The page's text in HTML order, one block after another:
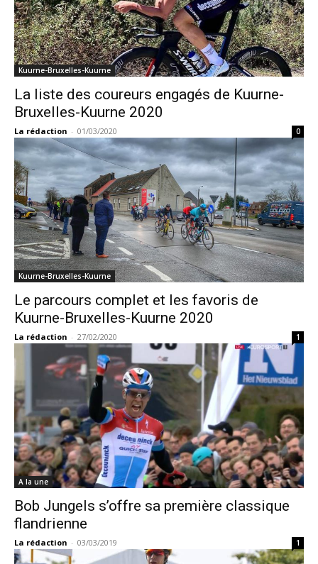
Kuurne-Bruxelles-Kuurne
La liste des coureurs engagés de Kuurne-
Bruxelles-Kuurne 2020
La rédaction - 01/03/2020 0
Kuurne-Bruxelles-Kuurne
Le parcours complet et les favoris de
Kuurne-Bruxelles-Kuurne 2020
La rédaction - 27/02/2020 1
A la une
Bob Jungels s’offre sa première classique
flandrienne
La rédaction - 03/03/2019 1